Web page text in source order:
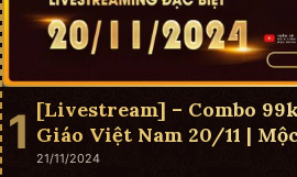
[Livestream] – Combo
Giáo Việt Nam 20/11 |
21/11/2024